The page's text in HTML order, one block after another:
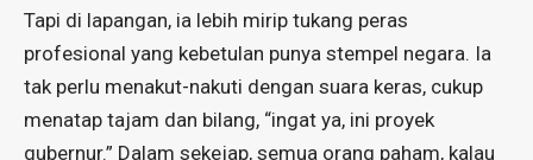
Tapi di lapangan, ia lebih mirip tukang peras
profesional yang kebetulan punya stempel negara. Ia
tak perlu menakut-nakuti dengan suara keras, cukup
menatap tajam dan bilang, “ingat ya, ini proyek
gubernur.” Dalam sekejap, semua orang paham, kalau